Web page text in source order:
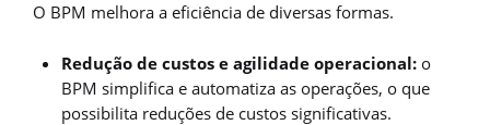
O BPM melhora a eficiência de diversas formas.
Redução de custos e agilidade operacional: o
BPM simplifica e automatiza as operações, o que
possibilita reduções de custos significativas.